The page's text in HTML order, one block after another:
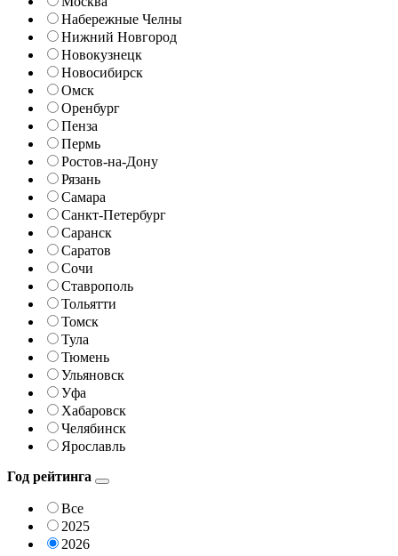
Набережные Челны
Нижний Новгород
Новокузнецк
Новосибирск
Омск
Оренбург
Пенза
Пермь
Ростов-на-Дону
Рязань
Самара
Санкт-Петербург
Саранск
Саратов
Сочи
Ставрополь
Тольятти
Томск
Тула
Тюмень
Ульяновск
Уфа
Хабаровск
Челябинск
Ярославль
Год рейтинга
Все
2025
2026